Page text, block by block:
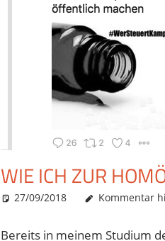
WIE ICH ZUR
27/09/2018 Christian J.
Allgemein
Kommentar
Bereits in meinem Studium